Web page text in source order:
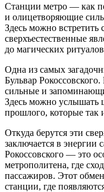
Станции метро — как
и олицетворяющие
Здесь можно встретить
сверхъестественные
до магических
Одна из самых
Бульвар
сильные и
Здесь можно услышать
прошлого, которые так
Откуда берутся эти
заключается в энергии
Рокоссовского — это
метрополитена, где
пассажиров. Этот
станции, где